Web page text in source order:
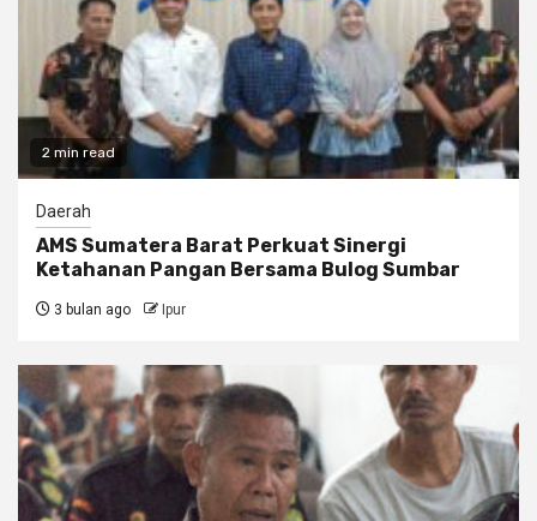
2 min read
Daerah
AMS Sumatera Barat Perkuat Sinergi
Ketahanan Pangan Bersama Bulog Sumbar
3 bulan ago Ipur